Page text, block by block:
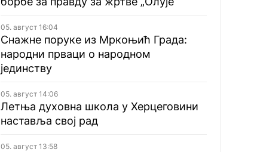
05. август 16:04
Снажне поруке из Мркоњић Града:
народни прваци о народном
јединству
05. август 14:06
Летња духовна школа у Херцеговини
наставља свој рад
05. август 13:58